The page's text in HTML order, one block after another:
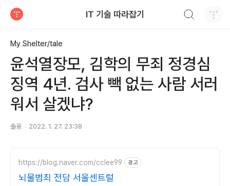
IT 기술 따라잡기
My Shelter/tale
윤석열장모, 김학의 무죄 정경심
징역 4년. 검사 빽 없는 사람 서러
워서 살겠냐?
솔웅 2022. 1. 27. 23:38
https://blog.naver.com/cclee99 광고
뇌물범죄 전담 서울센트럴